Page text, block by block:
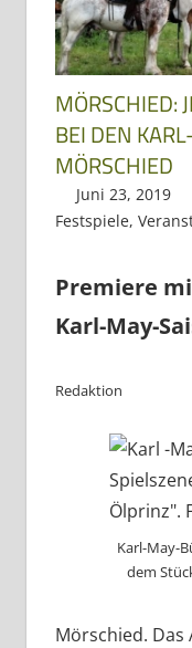
Dreiländereck
MÖRSCHIED:
BEI DEN
MÖRSCHIED
Juni 23, 2019
Festspiele,
Premiere
Karl-May-
Redaktion
Karl-May-
dem
Mörschied.